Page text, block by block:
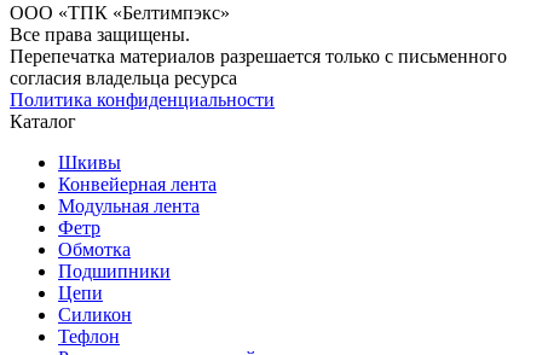
ООО «ТПК «Белтимпэкс»
Все права защищены.
Перепечатка материалов разрешается только с письменного
согласия владельца ресурса
Политика конфиденциальности
Каталог
Шкивы
Конвейерная лента
Модульная лента
Фетр
Обмотка
Подшипники
Цепи
Силикон
Тефлон